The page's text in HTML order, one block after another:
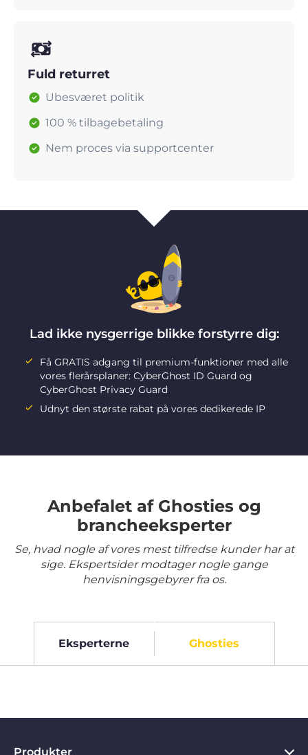
Fuld returret
Ubesværet politik
100 % tilbagebetaling
Nem proces via supportcenter
Lad ikke nysgerrige blikke forstyrre dig:
Få GRATIS adgang til premium-funktioner med alle
vores flerårsplaner: CyberGhost ID Guard og
CyberGhost Privacy Guard
Udnyt den største rabat på vores dedikerede IP
Anbefalet af Ghosties og
brancheeksperter
Se, hvad nogle af vores mest tilfredse kunder har at
sige. Ekspertsider modtager nogle gange
henvisningsgebyrer fra os.
Eksperterne Ghosties
Produkter